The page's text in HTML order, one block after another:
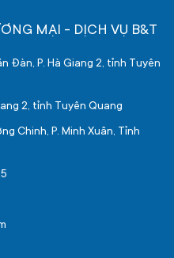
MẠI - DỊCH VỤ B&T
Đàn, P. Hà Giang 2, tỉnh Tuyên
2, tỉnh Tuyên Quang
Chinh, P. Minh Xuân, Tỉnh